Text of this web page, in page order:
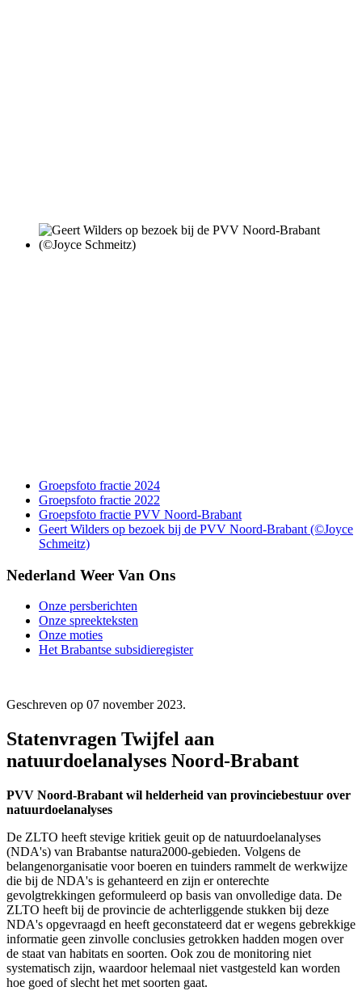
Groepsfoto fractie 2024
Groepsfoto fractie 2022
Groepsfoto fractie PVV Noord-Brabant
Geert Wilders op bezoek bij de PVV Noord-Brabant (©Joyce
Schmeitz)
Nederland Weer Van Ons
Onze persberichten
Onze spreekteksten
Onze moties
Het Brabantse subsidieregister
Geschreven op 07 november 2023.
Statenvragen Twijfel aan
natuurdoelanalyses Noord-Brabant
PVV Noord-Brabant wil helderheid van provinciebestuur over
natuurdoelanalyses
De ZLTO heeft stevige kritiek geuit op de natuurdoelanalyses
(NDA's) van Brabantse natura2000-gebieden. Volgens de
belangenorganisatie voor boeren en tuinders rammelt de werkwijze
die bij de NDA's is gehanteerd en zijn er onterechte
gevolgtrekkingen geformuleerd op basis van onvolledige data. De
ZLTO heeft bij de provincie de achterliggende stukken bij deze
NDA's opgevraagd en heeft geconstateerd dat er wegens gebrekkige
informatie geen zinvolle conclusies getrokken hadden mogen over
de staat van habitats en soorten. Ook zou de monitoring niet
systematisch zijn, waardoor helemaal niet vastgesteld kan worden
hoe goed of slecht het met soorten gaat.